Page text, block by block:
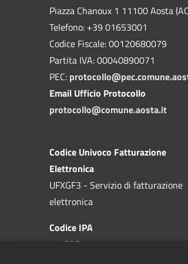
Piazza Chanoux 1 11100 Aosta
Telefono: +39 01653001
Codice Fiscale: 00120680079
Partita IVA: 00040890071
PEC:
Email Ufficio Protocollo
protocollo@comune.aosta.it
Codice Univoco Fatturazione
Elettronica
UFXGF3 - Servizio di fatturazione
elettronica
Codice IPA
c_a326